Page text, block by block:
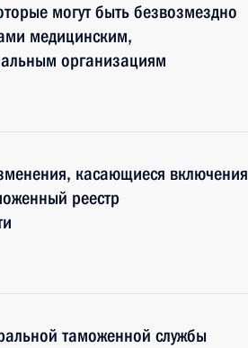
могут быть безвозмездно
медицинским,
организациям
касающиеся включения
реестр
таможенной службы